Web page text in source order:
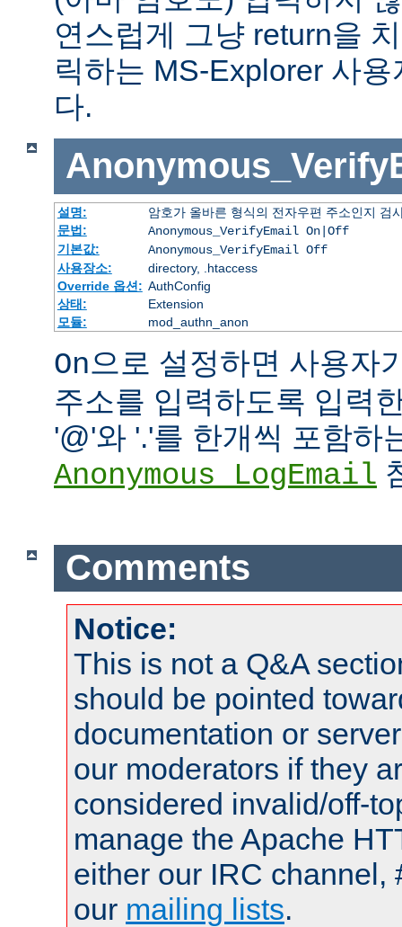
연스럽게 그냥 return을
릭하는 MS-Explorer 사
다.
설명:
암호가 올바른 형식의 전자우편 주소인지 검
문법:
Anonymous_VerifyEmail On|Off
기본값:
Anonymous_VerifyEmail Off
사용장소:
directory, .htaccess
Override 옵션: AuthConfig
상태:
Extension
모듈:
mod_authn_anon
On으로 설정하면 사용자
주소를 입력하도록 입력
'@'와 '.'를 한개씩 포함하
Anonymous_LogEmail
Comments
Notice:
This is not a Q&A
should be pointed
documentation or
our moderators if they
considered invalid/off-
manage the Apache
either our IRC channel,
our mailing lists.